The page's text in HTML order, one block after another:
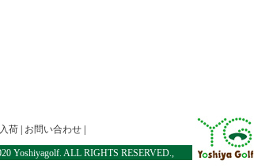
荷| お問い合わせ|
Yoshiyagolf. ALL RIGHTS RESERVED.,